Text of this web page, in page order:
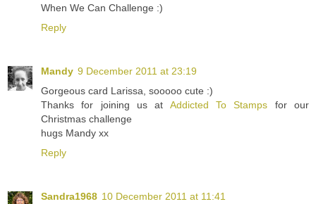
When We Can Challenge :)
Reply
Mandy 9 December 2011 at 23:19
Gorgeous card Larissa, sooooo cute :)
Thanks for joining us at Addicted To Stamps for our
Christmas challenge
hugs Mandy xx
Reply
Sandra1968 10 December 2011 at 11:41